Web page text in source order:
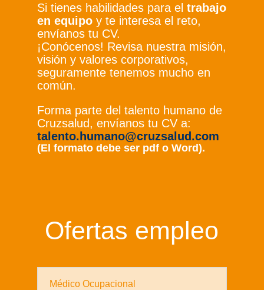
Si tienes habilidades para el trabajo
en equipoy te interesa el reto,
envíanos tu CV.
¡Conócenos! Revisa nuestra misión,
visión y valores corporativos,
seguramente tenemos mucho en
común.
Forma parte del talento humano de
Cruzsalud, envíanos tu CV a:
talento.humano@cruzsalud.com
(El formato debe ser pdf o Word).
Ofertas empleo
Médico Ocupacional